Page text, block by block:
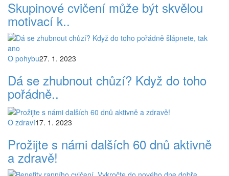
Skupinové cvičení může být skvělou
motivací k..
O pohybu27. 1. 2023
Dá se zhubnout chůzí? Když do toho
pořádně..
O zdraví17. 1. 2023
Prožijte s námi dalších 60 dnů aktivně
a zdravě!